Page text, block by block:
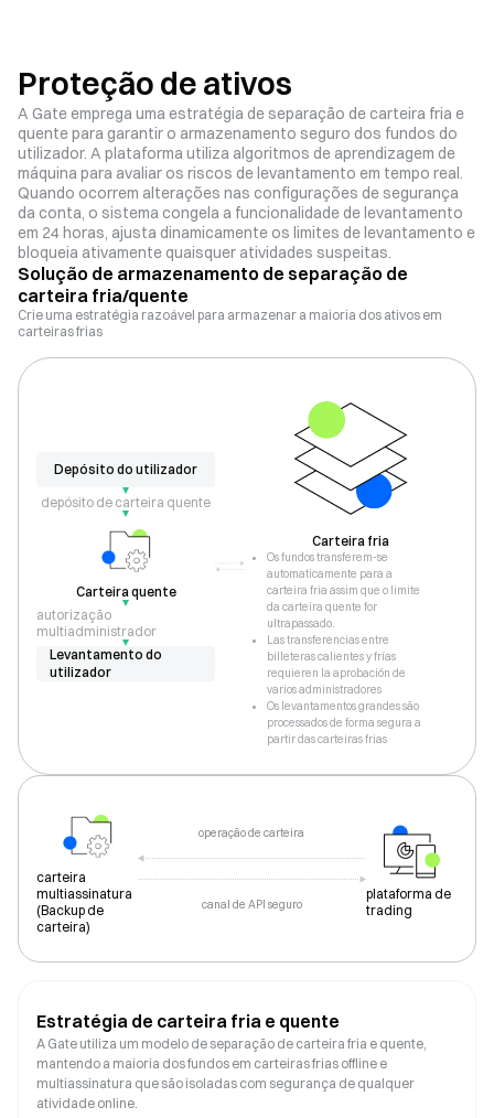
Proteção de ativos
A Gate emprega uma estratégia de separação de carteira fria e
quente para garantir o armazenamento seguro dos fundos do
utilizador. A plataforma utiliza algoritmos de aprendizagem de
máquina para avaliar os riscos de levantamento em tempo real.
Quando ocorrem alterações nas configurações de segurança
da conta, o sistema congela a funcionalidade de levantamento
em 24 horas, ajusta dinamicamente os limites de levantamento e
bloqueia ativamente quaisquer atividades suspeitas.
Solução de armazenamento de separação de
carteira fria/quente
Crie uma estratégia razoável para armazenar a maioria dos ativos em
carteiras frias
Depósito do utilizador
depósito de carteira quente
Carteira quente
autorização
multiadministrador
Levantamento do
utilizador
Carteira fria
Os fundos transferem-se
automaticamente para a
carteira fria assim que o limite
da carteira quente for
ultrapassado.
Las transferencias entre
billeteras calientes y frías
requieren la aprobación de
varios administradores
Os levantamentos grandes são
processados de forma segura a
partir das carteiras frias
carteira
multiassinatura
(Backup de
carteira)
operação de carteira
canal de API seguro
plataforma de
trading
Estratégia de carteira fria e quente
A Gate utiliza um modelo de separação de carteira fria e quente,
mantendo a maioria dos fundos em carteiras frias offline e
multiassinatura que são isoladas com segurança de qualquer
atividade online.